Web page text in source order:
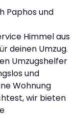
Paphos und
Himmel aus
deinen Umzug.
Umzugshelfer
und
Wohnung
wir bieten